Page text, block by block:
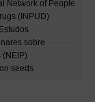
Network of People
(INPUD)
sobre
(NEIP)
seeds